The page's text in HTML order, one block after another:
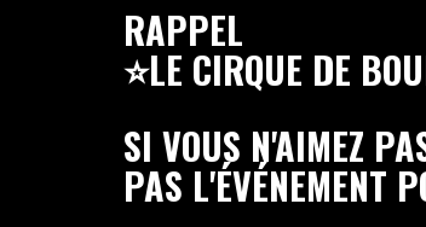
RAPPEL
⭐LE CIRQUE DE
SI VOUS N'AIMEZ
PAS L'ÉVÉNEMENT